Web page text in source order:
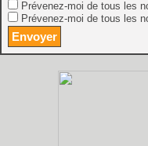
Prévenez-moi de tous les
Prévenez-moi de tous les